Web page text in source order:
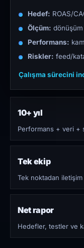
Hedef: ROAS/
Ölçüm:
Performans:
Riskler: feed/
Çalışma sürecini
10+ yıl
Performans + veri +
Tek ekip
Tek noktadan
Net rapor
Hedefler, testler ve